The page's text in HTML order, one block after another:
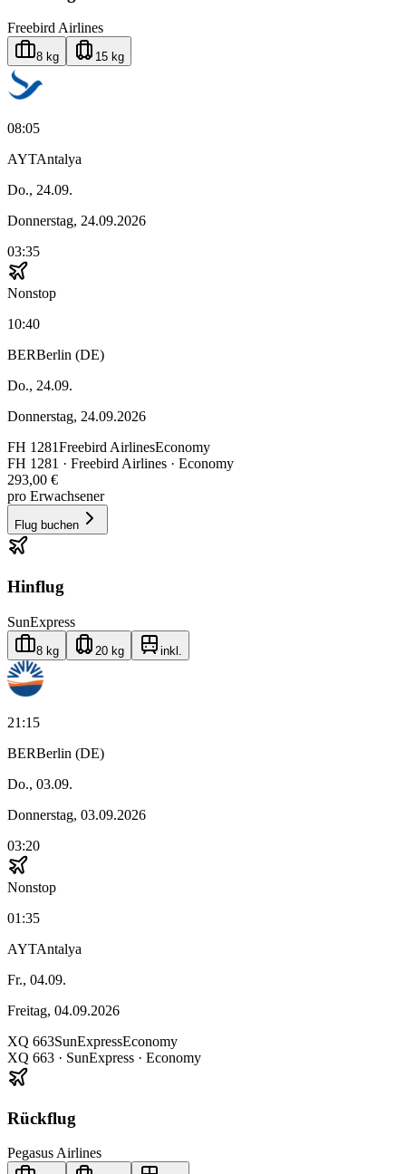
Freebird Airlines
8 kg 15 kg
08:05
AYTAntalya
Do., 24.09.
Donnerstag, 24.09.2026
03:35
Nonstop
10:40
BERBerlin (DE)
Do., 24.09.
Donnerstag, 24.09.2026
FH 1281Freebird AirlinesEconomy
FH 1281 · Freebird Airlines · Economy
293,00 €
pro Erwachsener
Flug buchen
Hinflug
SunExpress
8 kg 20 kg inkl.
21:15
BERBerlin (DE)
Do., 03.09.
Donnerstag, 03.09.2026
03:20
Nonstop
01:35
AYTAntalya
Fr., 04.09.
Freitag, 04.09.2026
XQ 663SunExpressEconomy
XQ 663 · SunExpress · Economy
Rückflug
Pegasus Airlines